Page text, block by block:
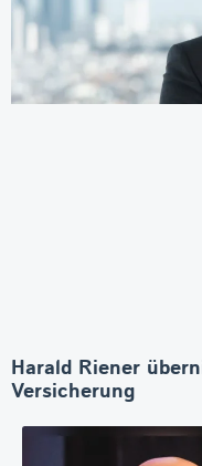
Harald Riener
Versicherung